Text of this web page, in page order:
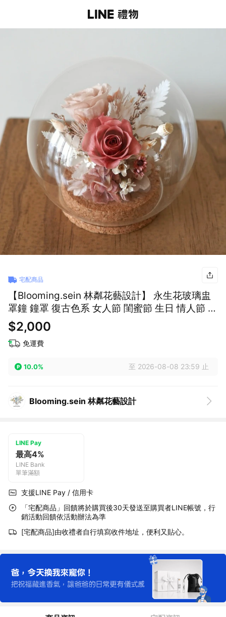
宅配商品
【Blooming.sein 林粼花藝設計】 永生花玻璃盅
罩鐘 鐘罩 復古色系 女人節 閨蜜節 生日 情人節 畢
業 節日禮物
$2,000
免運費
10.0% 至 2026-08-08 23:59 止
Blooming.sein 林粼花藝設計
LINE Pay
最高4%
LINE Bank
單筆滿額
支援LINE Pay / 信用卡
「宅配商品」回饋將於購買後30天發送至購買者LINE帳號，行
銷活動回饋依活動辦法為準
[宅配商品]由收禮者自行填寫收件地址，便利又貼心。